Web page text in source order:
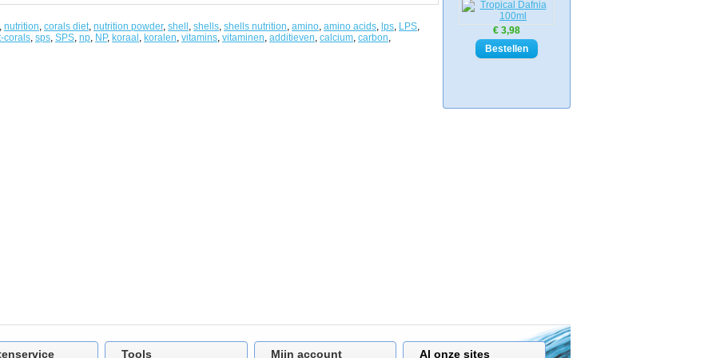
€ 3,98
, nutrition, corals diet, nutrition powder, shell , shells, shells nutrition, amino, amino acids, lps, LPS,
corals, sps, SPS, np, NP, koraal , koralen, vitamins, vitaminen, additieven, calcium, carbon,
Tools Mijn account Al onze sites